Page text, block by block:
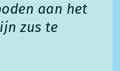
aan het
zus te